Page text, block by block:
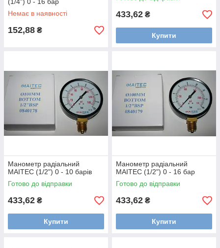
Немає в наявності
152,88 ₴
433,62 ₴
Купити
Манометр радіальний
MAITEC (1/2") 0 - 10 барів
Готово до відправки
433,62 ₴
Купити
Манометр радіальний
MAITEC (1/2") 0 - 16 бар
Готово до відправки
433,62 ₴
Купити